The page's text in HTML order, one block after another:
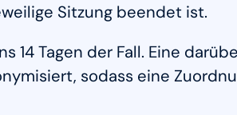
Sitzung beendet ist.
Tagen der Fall. Eine
sodass eine